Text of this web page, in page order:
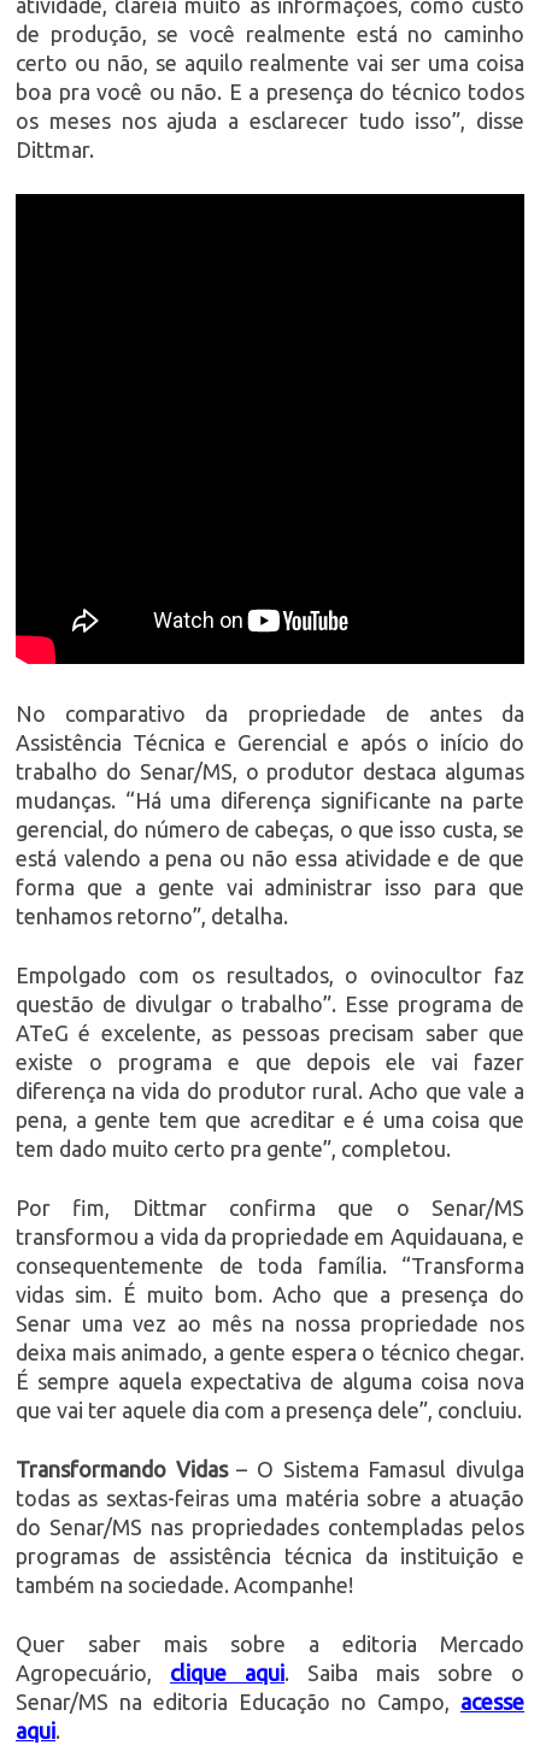
atividade, clareia muito as informações, como custo
de produção, se você realmente está no caminho
certo ou não, se aquilo realmente vai ser uma coisa
boa pra você ou não. E a presença do técnico todos
os meses nos ajuda a esclarecer tudo isso”, disse
Dittmar.
No comparativo da propriedade de antes da
Assistência Técnica e Gerencial e após o início do
trabalho do Senar/MS, o produtor destaca algumas
mudanças. “Há uma diferença significante na parte
gerencial, do número de cabeças, o que isso custa, se
está valendo a pena ou não essa atividade e de que
forma que a gente vai administrar isso para que
tenhamos retorno”, detalha.
Empolgado com os resultados, o ovinocultor faz
questão de divulgar o trabalho”. Esse programa de
ATeG é excelente, as pessoas precisam saber que
existe o programa e que depois ele vai fazer
diferença na vida do produtor rural. Acho que vale a
pena, a gente tem que acreditar e é uma coisa que
tem dado muito certo pra gente”, completou.
Por fim, Dittmar confirma que o Senar/MS
transformou a vida da propriedade em Aquidauana, e
consequentemente de toda família. “Transforma
vidas sim. É muito bom. Acho que a presença do
Senar uma vez ao mês na nossa propriedade nos
deixa mais animado, a gente espera o técnico chegar.
É sempre aquela expectativa de alguma coisa nova
que vai ter aquele dia com a presença dele”, concluiu.
Transformando Vidas– O Sistema Famasul divulga
todas as sextas-feiras uma matéria sobre a atuação
do Senar/MS nas propriedades contempladas pelos
programas de assistência técnica da instituição e
também na sociedade. Acompanhe!
Quer saber mais sobre a editoria Mercado
Agropecuário, clique aqui. Saiba mais sobre o
Senar/MS na editoria Educação no Campo, acesse
aqui.